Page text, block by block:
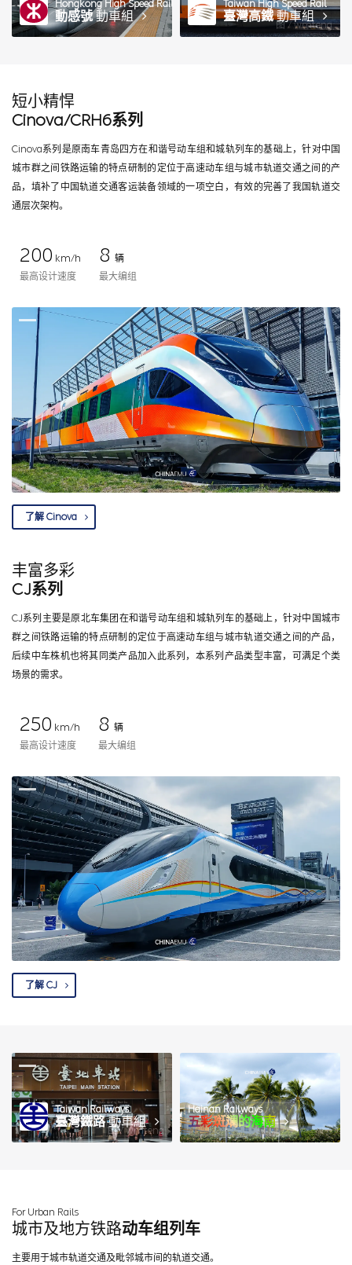
Hongkong High Speed Rail
動感號動車組
图 / wmteng
Taiwan High Speed Rail
臺灣高鐵動車組
短小精悍
Cinova/CRH6系列
Cinova系列是原南车青岛四方在和谐号动车组和城轨列车的基础上，针对中国
城市群之间铁路运输的特点研制的定位于高速动车组与城市轨道交通之间的产
品，填补了中国轨道交通客运装备领域的一项空白，有效的完善了我国轨道交
通层次架构。
200 km/h
最高设计速度
8 辆
最大编组
了解 Cinova
丰富多彩
CJ系列
CJ系列主要是原北车集团在和谐号动车组和城轨列车的基础上，针对中国城市
群之间铁路运输的特点研制的定位于高速动车组与城市轨道交通之间的产品，
后续中车株机也将其同类产品加入此系列，本系列产品类型丰富，可满足个类
场景的需求。
250 km/h
最高设计速度
8 辆
最大编组
了解 CJ
Taiwan Railways
臺灣鐵路動車組
图 / wmteng
Hainan Railways
五彩斑斓的海南
For Urban Rails
城市及地方铁路动车组列车
主要用于城市轨道交通及毗邻城市间的轨道交通。